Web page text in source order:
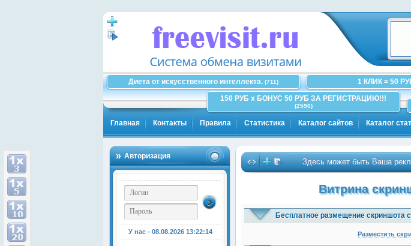
Диета от искусственного интеллекта. (711) 1 КЛИК = 50
150 РУБ x БОНУС 50 РУБ ЗА РЕГИСТРАЦИЮ!!!
(2590)
Главная Контакты Правила Статистика Каталог сайтов Каталог
Авторизация
У нас - 08.08.2026 13:22:15
Здесь может быть Ваша рекламная
Витрина
Бесплатное размещение скриншота
Разместить